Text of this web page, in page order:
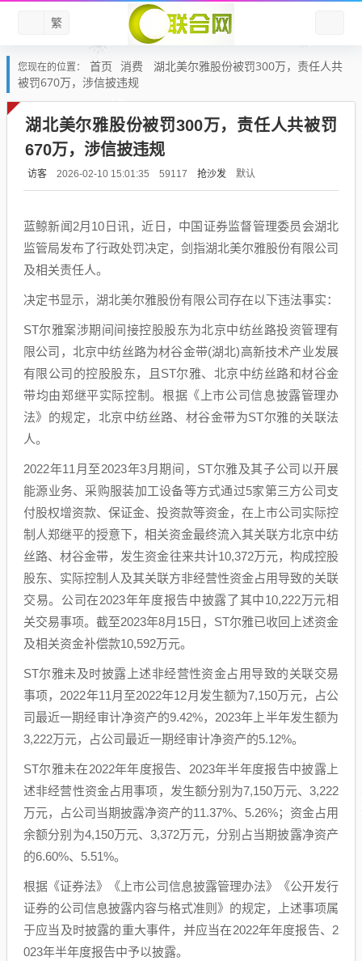
繁
您现在的位置： 首页 消费
湖北美尔雅股份被罚300万，责任人共
被罚670万，涉信披违规
湖北美尔雅股份被罚300万，责任人共被罚
670万，涉信披违规
访客 2026-02-10 15:01:35 59117 抢沙发 默认
蓝鲸新闻2月10日讯，近日，中国证券监督管理委员会湖北
监管局发布了行政处罚决定，剑指湖北美尔雅股份有限公司
及相关责任人。
决定书显示，湖北美尔雅股份有限公司存在以下违法事实：
ST尔雅案涉期间间接控股股东为北京中纺丝路投资管理有
限公司，北京中纺丝路为材谷金带(湖北)高新技术产业发展
有限公司的控股股东，且ST尔雅、北京中纺丝路和材谷金
带均由郑继平实际控制。根据《上市公司信息披露管理办
法》的规定，北京中纺丝路、材谷金带为ST尔雅的关联法
人。
2022年11月至2023年3月期间，ST尔雅及其子公司以开展
能源业务、采购服装加工设备等方式通过5家第三方公司支
付股权增资款、保证金、投资款等资金，在上市公司实际控
制人郑继平的授意下，相关资金最终流入其关联方北京中纺
丝路、材谷金带，发生资金往来共计10,372万元，构成控股
股东、实际控制人及其关联方非经营性资金占用导致的关联
交易。公司在2023年年度报告中披露了其中10,222万元相
关交易事项。截至2023年8月15日，ST尔雅已收回上述资金
及相关资金补偿款10,592万元。
ST尔雅未及时披露上述非经营性资金占用导致的关联交易
事项，2022年11月至2022年12月发生额为7,150万元，占公
司最近一期经审计净资产的9.42%，2023年上半年发生额为
3,222万元，占公司最近一期经审计净资产的5.12%。
ST尔雅未在2022年年度报告、2023年半年度报告中披露上
述非经营性资金占用事项，发生额分别为7,150万元、3,222
万元，占公司当期披露净资产的11.37%、5.26%；资金占用
余额分别为4,150万元、3,372万元，分别占当期披露净资产
的6.60%、5.51%。
根据《证券法》《上市公司信息披露管理办法》《公开发行
证券的公司信息披露内容与格式准则》的规定，上述事项属
于应当及时披露的重大事件，并应当在2022年年度报告、2
023年半年度报告中予以披露。